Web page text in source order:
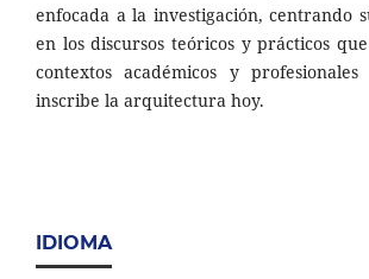
enfocada a la investigación, centrando
en los discursos teóricos y prácticos
contextos académicos y
inscribe la arquitectura hoy.
IDIOMA